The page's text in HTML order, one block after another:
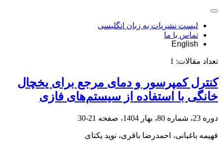
لیست نشریات به زبان انگلیسی
تماس با ما
English
تعداد مقالات: 1
کنترل کمپرسور و دمای مرجع برای یخچال
خانگی با استفاده از سیستم‌های فازی
دوره 23، شماره 80، بهار 1404، صفحه 21-30
فهیمه باغبانی، احمدرضا باقری، نوید یکتای